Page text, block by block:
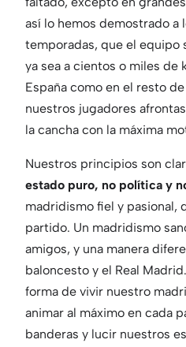
así lo hemos demostrado a
temporadas, que el equipo
ya sea a cientos o miles de
España como en el resto
nuestros jugadores
la cancha con la máxima
Nuestros principios son
estado puro, no política y
madridismo fiel y pasional,
partido. Un madridismo
amigos, y una manera
baloncesto y el Real
forma de vivir nuestro
animar al máximo en cada
banderas y lucir nuestros